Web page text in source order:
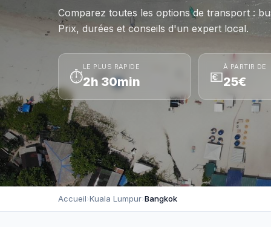
Comparez toutes les options de transport :
Prix, durées et conseils d'un expert local.
⏱
LE PLUS RAPIDE
2h 30min 💶
À PARTIR DE
25€
Accueil›Kuala Lumpur›Bangkok